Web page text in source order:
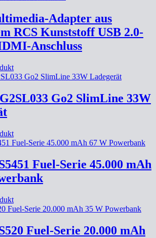
Adapter aus
RCS Kunststoff USB 2.0-
Anschluss
Go2 SlimLine 33W
Fuel-Serie 45.000 mAh
Fuel-Serie 20.000 mAh